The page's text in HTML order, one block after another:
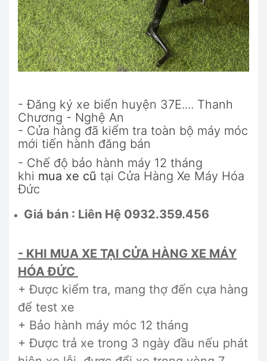
- Đăng ký xe biển huyện 37E.... Thanh
Chương - Nghệ An
- Cửa hàng đã kiểm tra toàn bộ máy móc
mới tiến hành đăng bán
- Chế độ bảo hành máy 12 tháng
khi mua xe cũ tại Cửa Hàng Xe Máy Hóa
Đức
Giá bán : Liên Hệ 0932.359.456
- KHI MUA XE TẠI CỬA HÀNG XE MÁY
HÓA ĐỨC
+ Được kiểm tra, mang thợ đến cựa hàng
để test xe
+ Bảo hành máy móc 12 tháng
+ Được trả xe trong 3 ngày đầu nếu phát